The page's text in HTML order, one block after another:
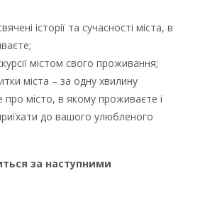
історії та сучасності міста, в
містом свого проживання;
міста – за одну хвилину
про місто, в якому проживаєте і
до вашого улюбленого
за наступними